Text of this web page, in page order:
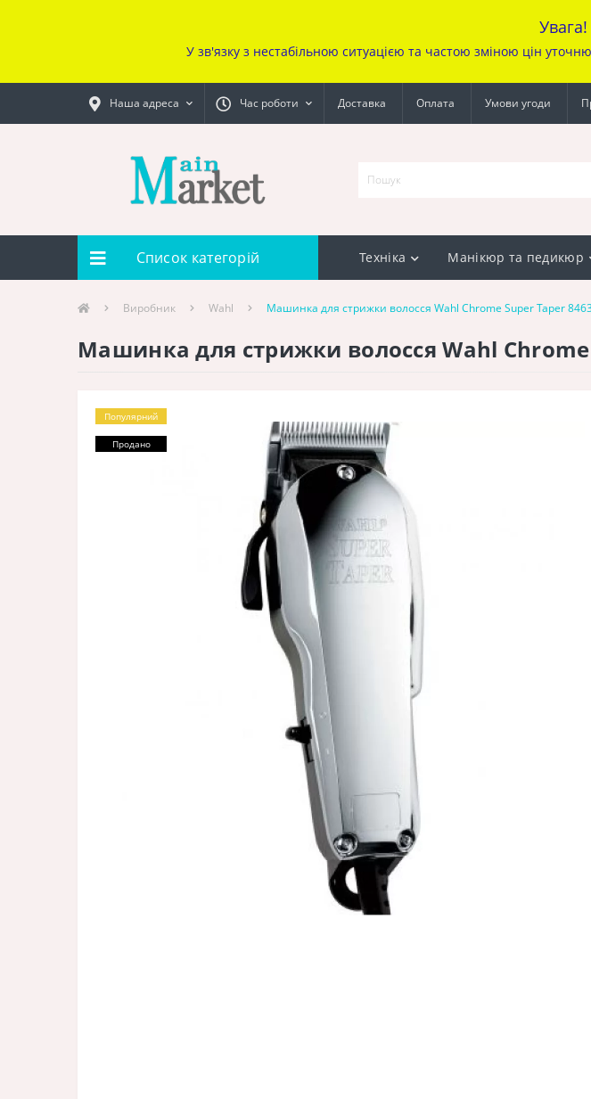
Увага!
У зв'язку з нестабільною ситуацією та частою зміною цін уточ
Наша адреса Час роботи Доставка Оплата Умови угоди
Список категорій Техніка Манікюр та педикюр
Виробник Wahl Машинка для стрижки волосся Wahl Chrome Super Taper
Машинка для стрижки волосся Wahl Chrome
Популярний
Продано